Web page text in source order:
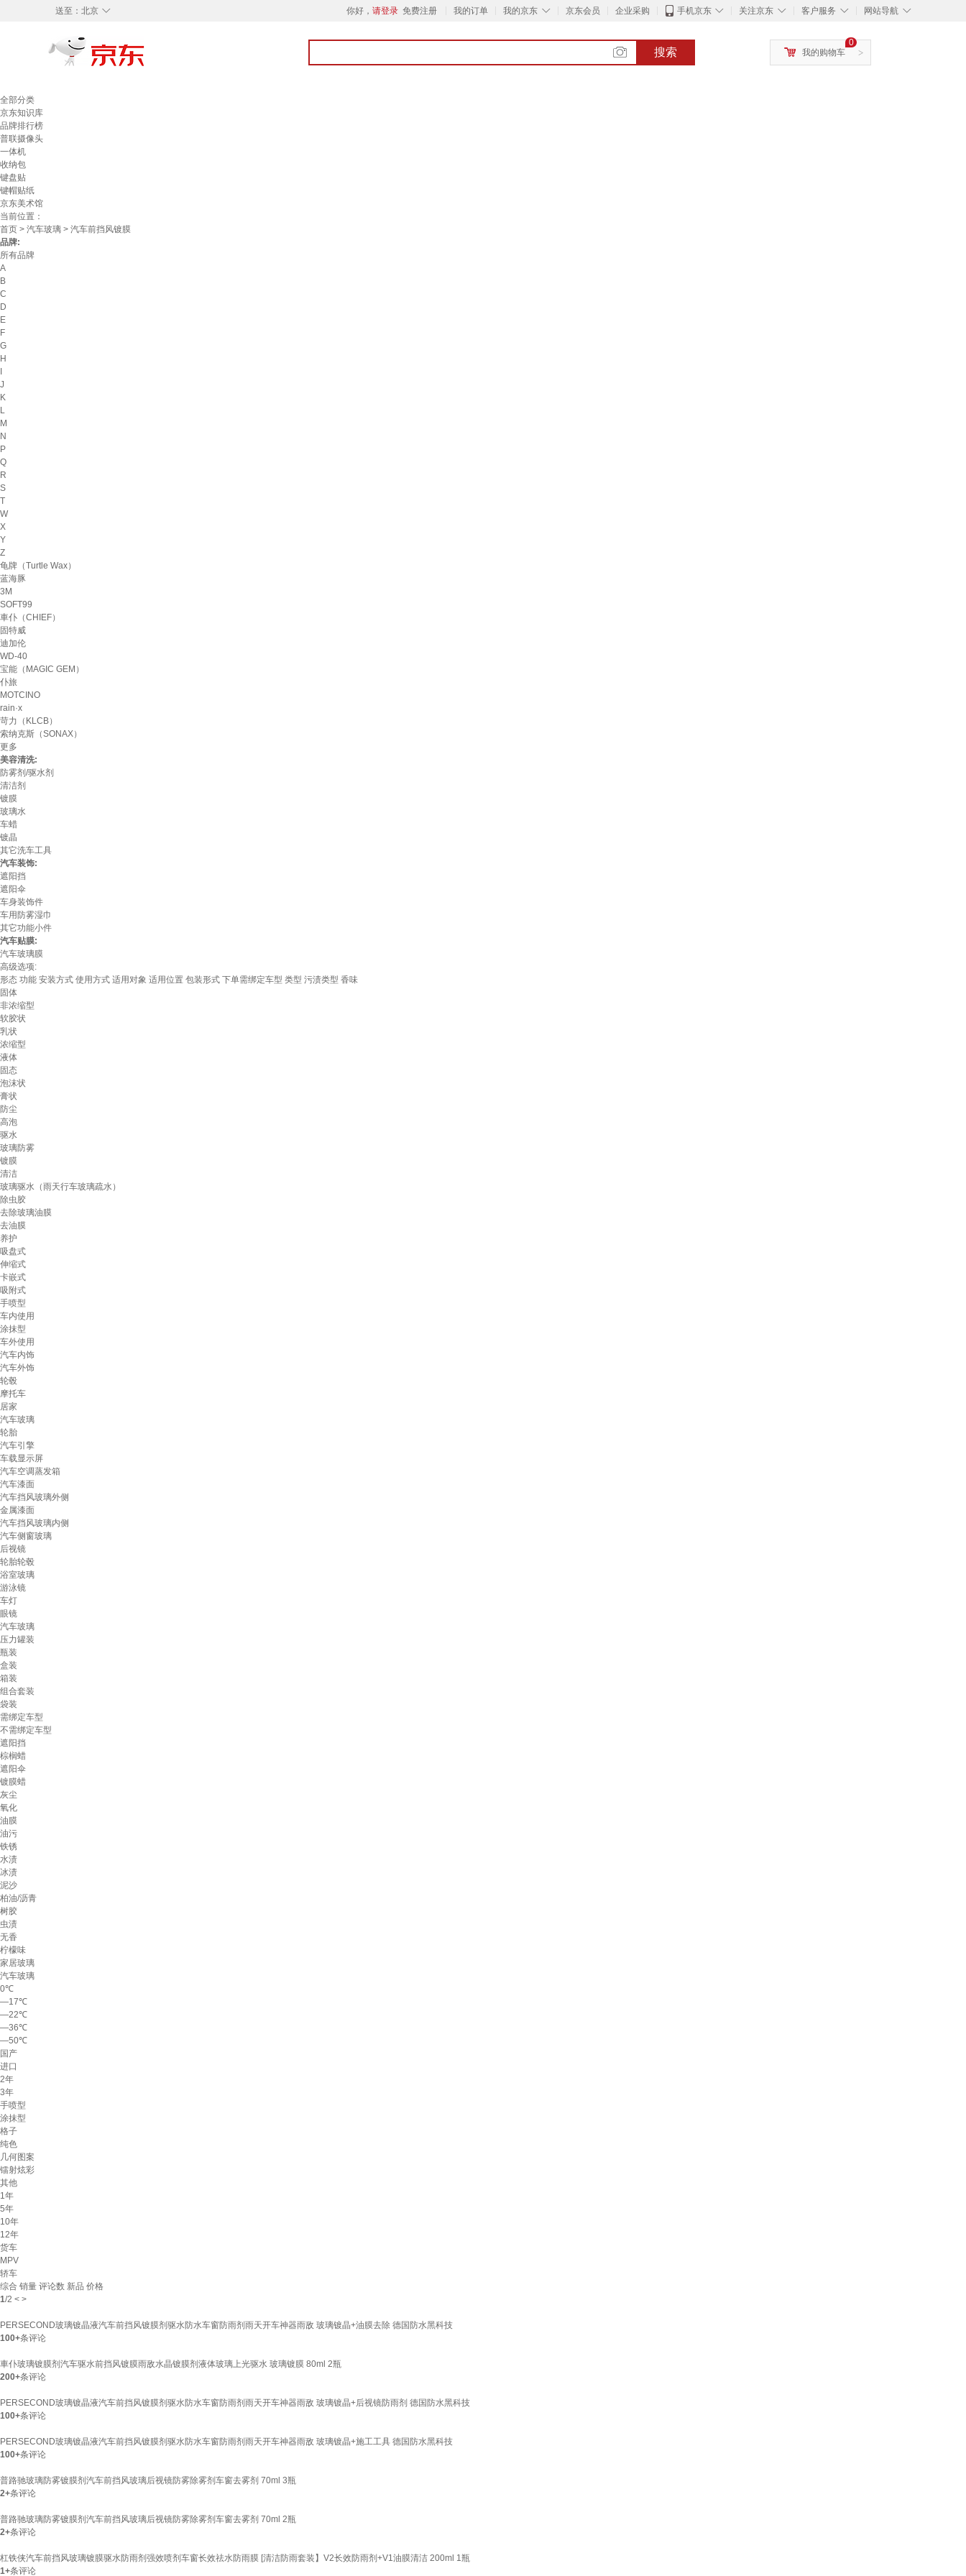
◇
送至： 北京 你好， 请登录 免费注册 我的订单 ◇
我的京东 京东会员 企业采购 ◇
手机京东 ◇
关注京东 ◇
客户服务 ◇
网站导航
搜索 >
0
我的购物车
全部分类
京东知识库
品牌排行榜
普联摄像头
一体机
收纳包
键盘贴
键帽贴纸
京东美术馆
当前位置：
首页 > 汽车玻璃 > 汽车前挡风镀膜
品牌:
所有品牌
A
B
C
D
E
F
G
H
J
K
L
M
N
P
Q
R
S
T
W
X
Y
Z
龟牌（Turtle Wax）
蓝海豚
3M
SOFT99
車仆（CHIEF）
固特威
迪加伦
WD-40
宝能（MAGIC GEM）
仆旅
MOTCINO
rain·x
苛力（KLCB）
索纳克斯（SONAX）
更多
美容清洗:
防雾剂/驱水剂
清洁剂
镀膜
玻璃水
车蜡
镀晶
其它洗车工具
汽车装饰:
遮阳挡
遮阳伞
车身装饰件
车用防雾湿巾
其它功能小件
汽车贴膜:
汽车玻璃膜
高级选项:
形态 功能 安装方式 使用方式 适用对象 适用位置 包装形式 下单需绑定车型 类型 污渍类型 香味
固体
非浓缩型
软胶状
乳状
浓缩型
液体
固态
泡沫状
膏状
防尘
高泡
驱水
玻璃防雾
镀膜
清洁
玻璃驱水（雨天行车玻璃疏水）
除虫胶
去除玻璃油膜
去油膜
养护
吸盘式
伸缩式
卡嵌式
吸附式
手喷型
车内使用
涂抹型
车外使用
汽车内饰
汽车外饰
轮毂
摩托车
居家
汽车玻璃
轮胎
汽车引擎
车载显示屏
汽车空调蒸发箱
汽车漆面
汽车挡风玻璃外侧
金属漆面
汽车挡风玻璃内侧
汽车侧窗玻璃
后视镜
轮胎轮毂
浴室玻璃
游泳镜
车灯
眼镜
汽车玻璃
压力罐装
瓶装
盒装
箱装
组合套装
袋装
需绑定车型
不需绑定车型
遮阳挡
棕榈蜡
遮阳伞
镀膜蜡
灰尘
氧化
油膜
油污
铁锈
水渍
冰渍
泥沙
柏油/沥青
树胶
虫渍
无香
柠檬味
家居玻璃
汽车玻璃
0℃
—17℃
—22℃
—36℃
—50℃
国产
进口
2年
3年
手喷型
涂抹型
格子
纯色
几何图案
镭射炫彩
其他
1年
5年
10年
12年
货车
MPV
轿车
综合 销量 评论数 新品 价格
1/2 < >
PERSECOND玻璃镀晶液汽车前挡风镀膜剂驱水防水车窗防雨剂雨天开车神器雨敌 玻璃镀晶+油膜去除 德国防水黑科技
100+条评论
車仆玻璃镀膜剂汽车驱水前挡风镀膜雨敌水晶镀膜剂液体玻璃上光驱水 玻璃镀膜 80ml 2瓶
200+条评论
PERSECOND玻璃镀晶液汽车前挡风镀膜剂驱水防水车窗防雨剂雨天开车神器雨敌 玻璃镀晶+后视镜防雨剂 德国防水黑科技
100+条评论
PERSECOND玻璃镀晶液汽车前挡风镀膜剂驱水防水车窗防雨剂雨天开车神器雨敌 玻璃镀晶+施工工具 德国防水黑科技
100+条评论
普路驰玻璃防雾镀膜剂汽车前挡风玻璃后视镜防雾除雾剂车窗去雾剂 70ml 3瓶
2+条评论
普路驰玻璃防雾镀膜剂汽车前挡风玻璃后视镜防雾除雾剂车窗去雾剂 70ml 2瓶
2+条评论
杠铁侠汽车前挡风玻璃镀膜驱水防雨剂强效喷剂车窗长效祛水防雨膜 [清洁防雨套装】V2长效防雨剂+V1油膜清洁 200ml 1瓶
1+条评论